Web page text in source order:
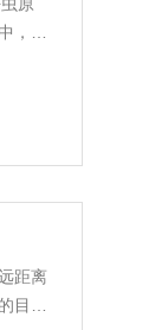
，使
距离
目